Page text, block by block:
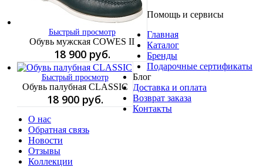
Быстрый просмотр
Обувь мужская COWES II
18 900 руб.
Быстрый просмотр
Обувь палубная CLASSIC
18 900 руб.
Помощь и сервисы
Главная
Каталог
Бренды
Подарочные сертификаты
Блог
Доставка и оплата
Возврат заказа
Контакты
О нас
Обратная связь
Новости
Отзывы
Коллекции